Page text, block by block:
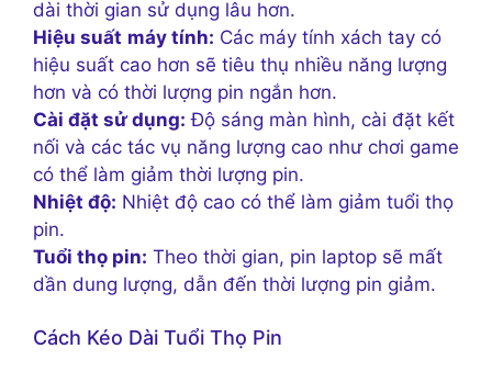
dài thời gian sử dụng lâu hơn.
Hiệu suất máy tính: Các máy tính xách tay có
hiệu suất cao hơn sẽ tiêu thụ nhiều năng lượng
hơn và có thời lượng pin ngắn hơn.
Cài đặt sử dụng: Độ sáng màn hình, cài đặt kết
nối và các tác vụ năng lượng cao như chơi game
có thể làm giảm thời lượng pin.
Nhiệt độ: Nhiệt độ cao có thể làm giảm tuổi thọ
pin.
Tuổi thọ pin: Theo thời gian, pin laptop sẽ mất
dần dung lượng, dẫn đến thời lượng pin giảm.
Cách Kéo Dài Tuổi Thọ Pin